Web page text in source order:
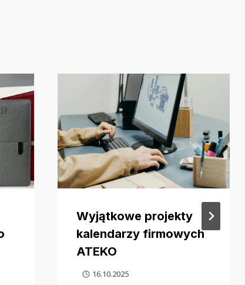
Wyjątkowe projekty
kalendarzy firmowych
ATEKO
16.10.2025